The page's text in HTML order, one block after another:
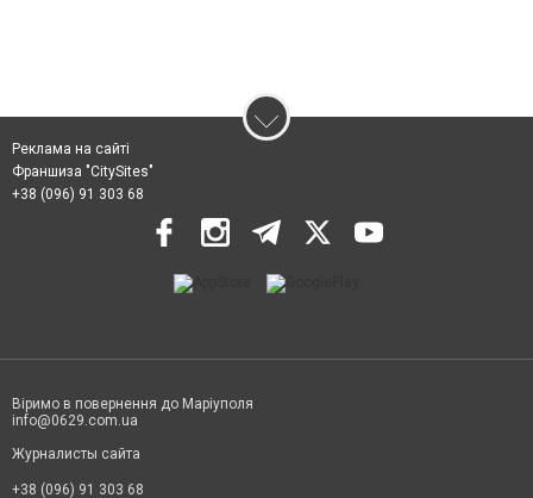
Реклама на сайті
Франшиза "CitySites"
+38 (096) 91 303 68
Віримо в повернення до Маріуполя
info@0629.com.ua
Журналисты сайта
+38 (096) 91 303 68